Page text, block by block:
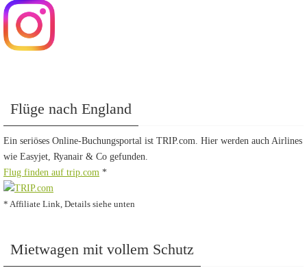
Flüge nach England
Ein seriöses Online-Buchungsportal ist TRIP.com. Hier werden auch Airlines
wie Easyjet, Ryanair & Co gefunden.
Flug finden auf trip.com *
* Affiliate Link, Details siehe unten
Mietwagen mit vollem Schutz